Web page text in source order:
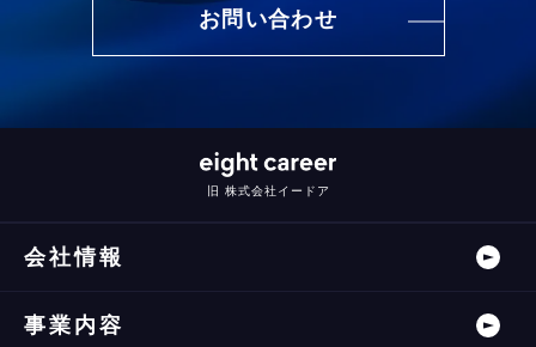
お問い合わせ
旧 株式会社イードア
会社情報
事業内容